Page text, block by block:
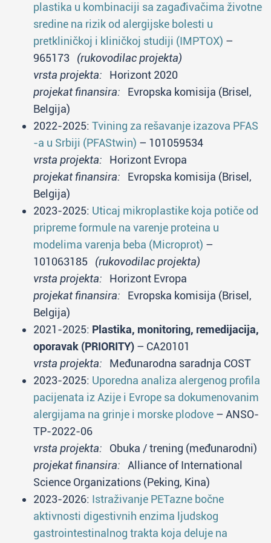
plastika u kombinaciji sa zagađivačima životne
sredine na rizik od alergijske bolesti u
pretkliničkoj i kliničkoj studiji (IMPTOX) –
965173 (rukovodilac projekta)
vrsta projekta: Horizont 2020
projekat finansira: Evropska komisija (Brisel,
Belgija)
2022-2025: Tvining za rešavanje izazova PFAS
-a u Srbiji (PFAStwin) – 101059534
vrsta projekta: Horizont Evropa
projekat finansira: Evropska komisija (Brisel,
Belgija)
2023-2025: Uticaj mikroplastike koja potiče od
pripreme formule na varenje proteina u
modelima varenja beba (Microprot) –
101063185 (rukovodilac projekta)
vrsta projekta: Horizont Evropa
projekat finansira: Evropska komisija (Brisel,
Belgija)
2021-2025: Plastika, monitoring, remedijacija,
oporavak (PRIORITY) – CA20101
vrsta projekta: Međunarodna saradnja COST
2023-2025: Uporedna analiza alergenog profila
pacijenata iz Azije i Evrope sa dokumenovanim
alergijama na grinje i morske plodove – ANSO-
TP-2022-06
vrsta projekta: Obuka / trening (međunarodni)
projekat finansira: Alliance of International
Science Organizations (Peking, Kina)
2023-2026: Istraživanje PETazne bočne
aktivnosti digestivnih enzima ljudskog
gastrointestinalnog trakta koja deluje na